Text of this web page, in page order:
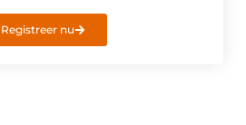
Registreer nu